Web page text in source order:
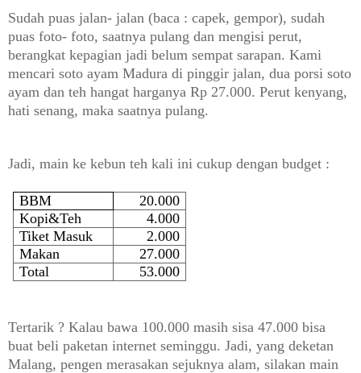
Sudah puas jalan- jalan (baca : capek, gempor), sudah
puas foto- foto, saatnya pulang dan mengisi perut,
berangkat kepagian jadi belum sempat sarapan. Kami
mencari soto ayam Madura di pinggir jalan, dua porsi soto
ayam dan teh hangat harganya Rp 27.000. Perut kenyang,
hati senang, maka saatnya pulang.
Jadi, main ke kebun teh kali ini cukup dengan budget :
BBM
20.000
Kopi&Teh
4.000
Tiket Masuk
2.000
Makan
27.000
Total
53.000
Tertarik ? Kalau bawa 100.000 masih sisa 47.000 bisa
buat beli paketan internet seminggu. Jadi, yang deketan
Malang, pengen merasakan sejuknya alam, silakan main